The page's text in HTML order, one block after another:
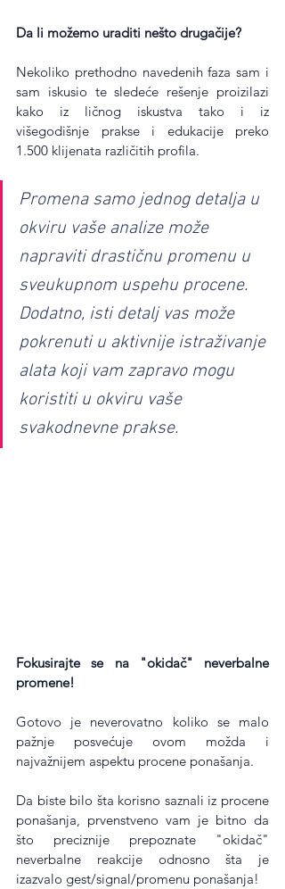
Da li možemo uraditi nešto drugačije?
Nekoliko prethodno navedenih faza sam i
sam iskusio te sledeće rešenje proizilazi
kako iz ličnog iskustva tako i iz
višegodišnje prakse i edukacije preko
1.500 klijenata različitih profila.
Promena samo jednog detalja u
okviru vaše analize može
napraviti drastičnu promenu u
sveukupnom uspehu procene.
Dodatno, isti detalj vas može
pokrenuti u aktivnije istraživanje
alata koji vam zapravo mogu
koristiti u okviru vaše
svakodnevne prakse.
Fokusirajte se na "okidač" neverbalne
promene!
Gotovo je neverovatno koliko se malo
pažnje posvećuje ovom možda i
najvažnijem aspektu procene ponašanja.
Da biste bilo šta korisno saznali iz procene
ponašanja, prvenstveno vam je bitno da
što preciznije prepoznate "okidač"
neverbalne reakcije odnosno šta je
izazvalo gest/signal/promenu ponašanja!